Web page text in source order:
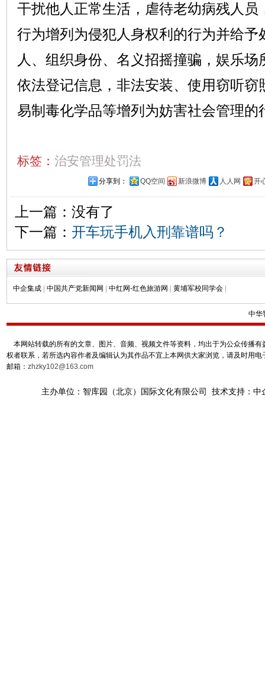
干扰他人正常生活，虐待老幼病残人员
行为增列为侵犯人身权利的行为并给予
人、组织身份、名义招摇撞骗，娱乐
依法登记信息，非法安装、使用窃听窃
易制毒化学品等增列为妨害社会管理的
标签： 治安管理处罚法
分享到： QQ空间 新浪微博 人人网 开
上一篇：没有了
下一篇： 开车玩手机入刑靠谱吗？
中企集成 中国共产党新闻网 中红网-红色旅游网 黄埔军校同学会
中华
本网站转载的所有的文章、图片、音频、视频文件等资料，均出于为公众传播
权者联系，若所选内容作者及编辑认为其作品不宜上本网供大家浏览，请及时用
邮箱： zhzky102@163.com
主办单位：智库园（北京）国际文化有限公司 技术支持：